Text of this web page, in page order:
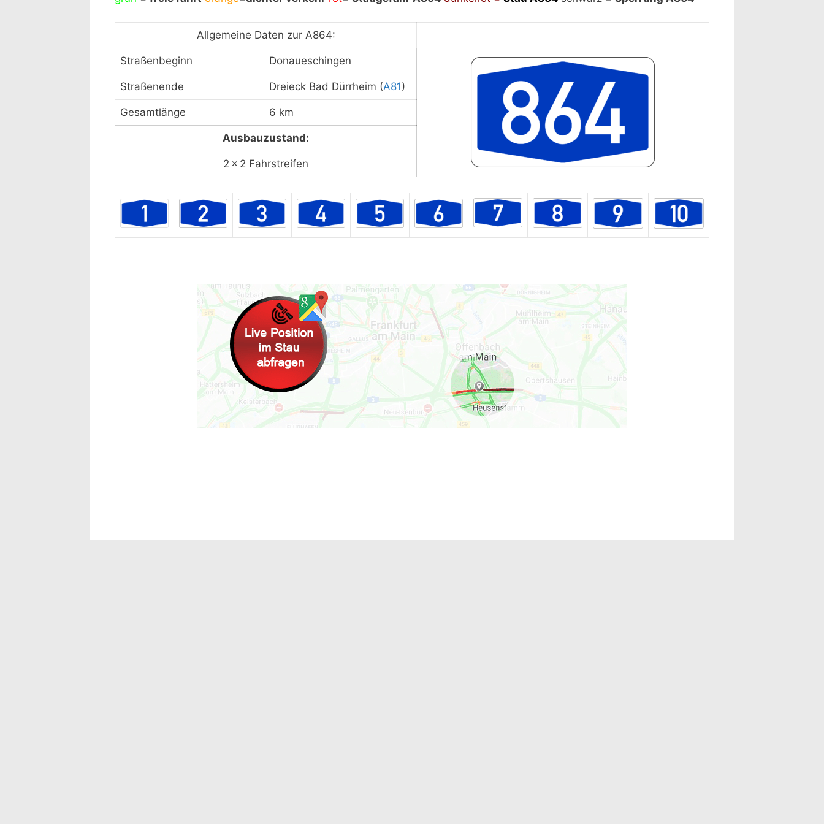
Allgemeine Daten zur A864:
Straßenbeginn Donaueschingen
Straßenende Dreieck Bad Dürrheim (A81)
Gesamtlänge 6 km
Ausbauzustand:
2 × 2 Fahrstreifen